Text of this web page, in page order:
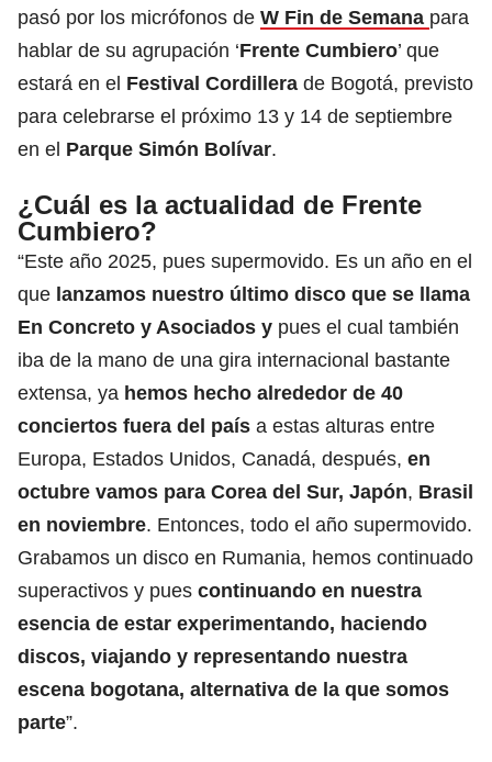
pasó por los micrófonos de W Fin de Semana para
hablar de su agrupación ‘Frente Cumbiero’ que
estará en el Festival Cordillera de Bogotá, previsto
para celebrarse el próximo 13 y 14 de septiembre
en el Parque Simón Bolívar.
¿Cuál es la actualidad de Frente
Cumbiero?
“Este año 2025, pues supermovido. Es un año en el
que lanzamos nuestro último disco que se llama
En Concreto y Asociados y pues el cual también
iba de la mano de una gira internacional bastante
extensa, ya hemos hecho alrededor de 40
conciertos fuera del país a estas alturas entre
Europa, Estados Unidos, Canadá, después, en
octubre vamos para Corea del Sur, Japón, Brasil
en noviembre. Entonces, todo el año supermovido.
Grabamos un disco en Rumania, hemos continuado
superactivos y pues continuando en nuestra
esencia de estar experimentando, haciendo
discos, viajando y representando nuestra
escena bogotana, alternativa de la que somos
parte”.